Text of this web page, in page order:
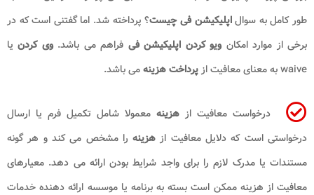
طور کامل به سوالاپلیکیشن فی چیست؟ پرداخته شد. اما گفتنی است که در
برخی از موارد امکان ویو کردن اپلیکیشن فی فراهم می باشد.وی کردنیا
waive به معنای معافیت از
پرداخت هزینهمی باشد.
درخواست معافیت از هزینه معمولا شامل تکمیل فرم یا ارسال
درخواستی است که دلایل معافیت از هزینهرا مشخص می کند و هر گونه
مستندات یا مدرک لازم را برای واجد شرایط بودن ارائه می دهد. معیارهای
معافیت از هزینه ممکن است بسته به برنامه یا موسسه ارائه دهنده خدمات